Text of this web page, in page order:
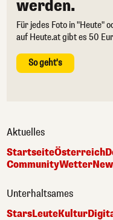
werden.
Für jedes Foto in "Heute"
auf Heute.at gibt es 50
So geht's
Aktuelles
StartseiteÖsterreich
CommunityWetter
Unterhaltsames
StarsLeuteKultur